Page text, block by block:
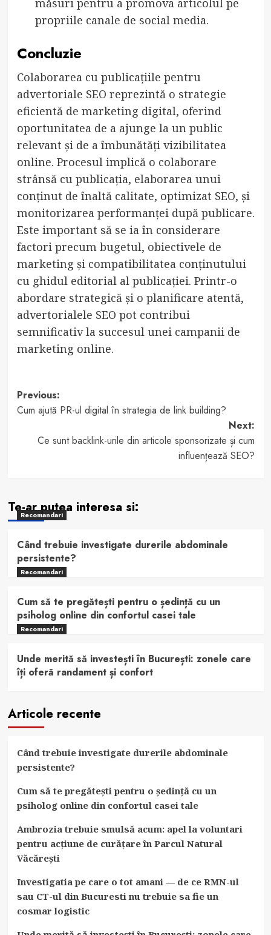
măsuri pentru a promova articolul pe
propriile canale de social media.
Concluzie
Colaborarea cu publicațiile pentru
advertoriale SEO reprezintă o strategie
eficientă de marketing digital, oferind
oportunitatea de a ajunge la un public
relevant și de a îmbunătăți vizibilitatea
online. Procesul implică o colaborare
strânsă cu publicația, elaborarea unui
conținut de înaltă calitate, optimizat SEO, și
monitorizarea performanței după publicare.
Este important să se ia în considerare
factori precum bugetul, obiectivele de
marketing și compatibilitatea conținutului
cu ghidul editorial al publicației. Printr-o
abordare strategică și o planificare atentă,
advertorialele SEO pot contribui
semnificativ la succesul unei campanii de
marketing online.
Post
navigation
Previous:
Cum ajută PR-ul digital în strategia de link building?
Next:
Ce sunt backlink-urile din articole sponsorizate și cum
influențează SEO?
Te-ar putea interesa si:
Recomandari
Când trebuie investigate durerile abdominale
persistente?
Recomandari
Cum să te pregătești pentru o ședință cu un
psiholog online din confortul casei tale
Recomandari
Unde merită să investești în București: zonele care
îți oferă randament și confort
Articole recente
Când trebuie investigate durerile abdominale
persistente?
Cum să te pregătești pentru o ședință cu un
psiholog online din confortul casei tale
Ambrozia trebuie smulsă acum: apel la voluntari
pentru acțiune de curățare în Parcul Natural
Văcărești
Investigatia pe care o tot amani — de ce RMN-ul
sau CT-ul din Bucuresti nu trebuie sa fie un
cosmar logistic